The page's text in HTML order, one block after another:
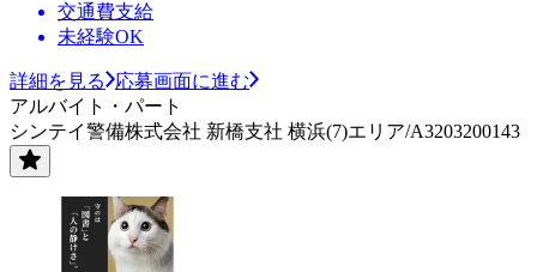
交通費支給
未経験OK
詳細を見る
応募画面に進む
アルバイト・パート
シンテイ警備株式会社 新橋支社 横浜(7)エリア/A3203200143